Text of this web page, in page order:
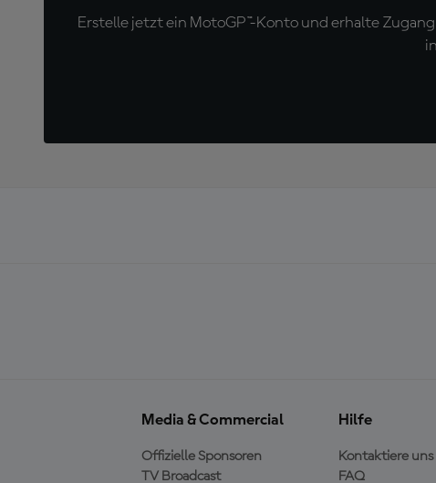
Erstelle jetzt ein MotoGP™-Konto und erhalte
Media & Commercial
Offizielle Sponsoren
TV Broadcast
Hilfe
Kontaktiere uns
FAQ